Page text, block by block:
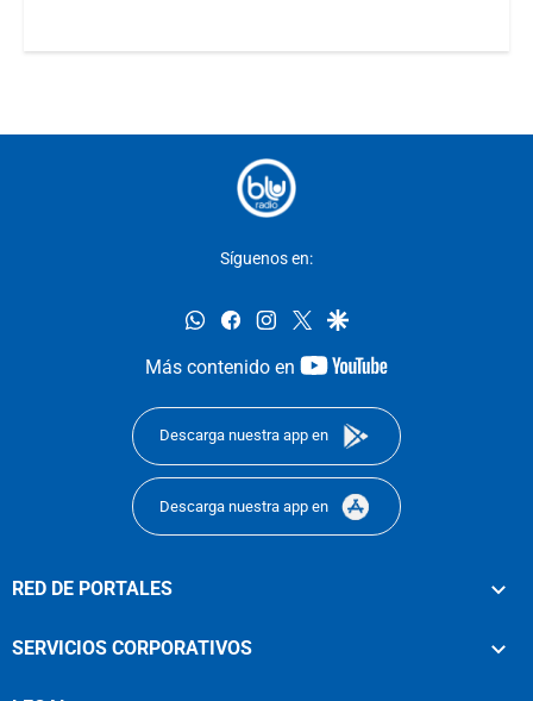
Síguenos en:
whatsappfacebookinstagram
twittergoogle
Más contenido en
youtube-
Descarga nuestra app en
Descarga nuestra app en
RED DE PORTALES
SERVICIOS CORPORATIVOS